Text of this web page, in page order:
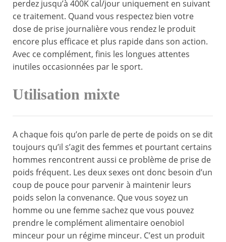
perdez jusqu’à 400K cal/jour uniquement en suivant
ce traitement. Quand vous respectez bien votre
dose de prise journalière vous rendez le produit
encore plus efficace et plus rapide dans son action.
Avec ce complément, finis les longues attentes
inutiles occasionnées par le sport.
Utilisation mixte
A chaque fois qu’on parle de perte de poids on se dit
toujours qu’il s’agit des femmes et pourtant certains
hommes rencontrent aussi ce problème de prise de
poids fréquent. Les deux sexes ont donc besoin d’un
coup de pouce pour parvenir à maintenir leurs
poids selon la convenance. Que vous soyez un
homme ou une femme sachez que vous pouvez
prendre le complément alimentaire oenobiol
minceur pour un régime minceur. C’est un produit